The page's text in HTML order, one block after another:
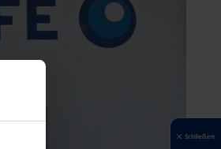
Schließen